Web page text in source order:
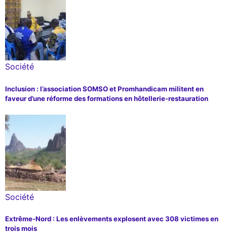
Société
Inclusion : l’association SOMSO et Promhandicam militent en
faveur d’une réforme des formations en hôtellerie-restauration
Société
Extrême-Nord : Les enlèvements explosent avec 308 victimes en
trois mois